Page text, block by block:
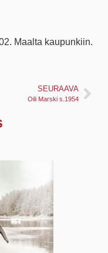
Maalta kaupunkiin.
SEURAAVA
Oili Marski s.1954